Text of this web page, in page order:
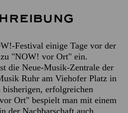
Festival einige Tage vor der
"NOW! vor Ort" ein.
die Neue-Musik-Zentrale der
Ruhr am Viehofer Platz in
erfolgreichen
Ort" bespielt man mit einem
der Nachbarschaft auch